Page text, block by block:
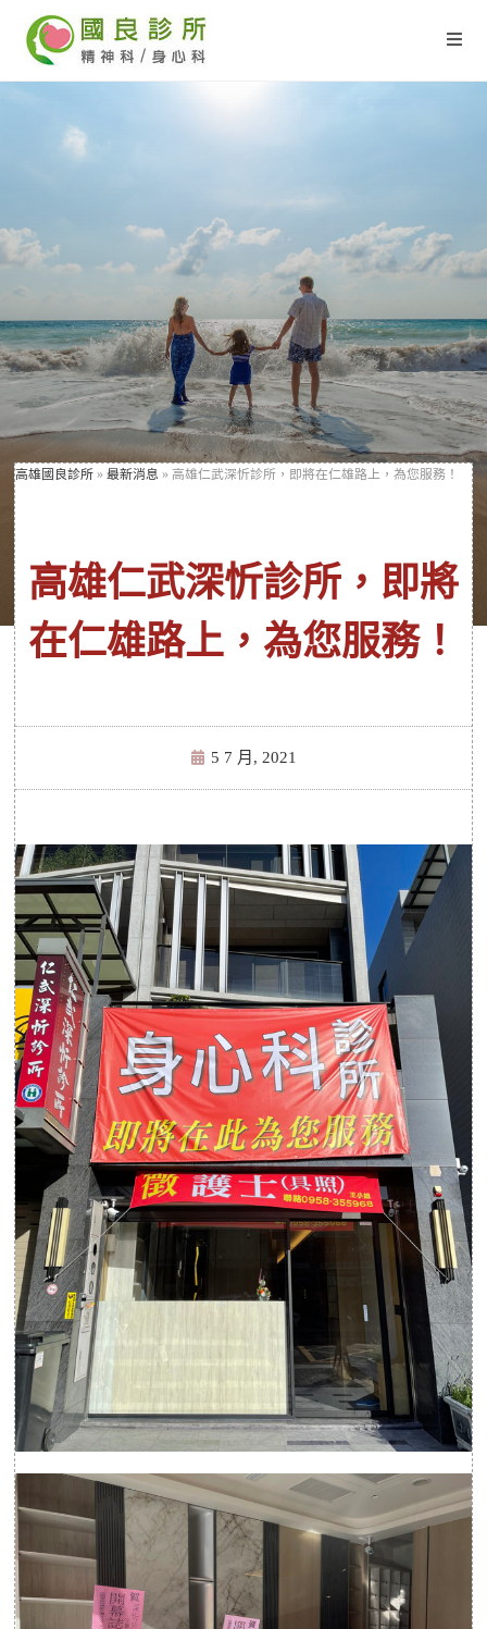
高雄國良診所 »最新消息 »高雄仁武深忻診所，即將在仁雄路上，為您服務！
高雄仁武深忻診所，即將
在仁雄路上，為您服務！
5 7 月, 2021